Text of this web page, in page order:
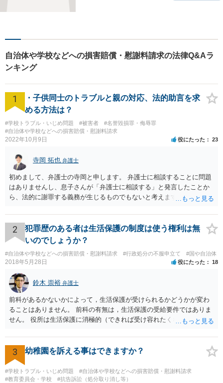
自治体や学校などへの損害賠償・慰謝料請求の法律Q&Aラ
ンキング
1
・子供同士のトラブルと親の対応、法的助言を求
める方法は？
#学校トラブル・いじめ問題 #被害者
#名誉毀損罪・侮辱罪
#自治体や学校などへの損害賠償・慰謝料請求
2022年10月9日 役にたった 23
寺岡 拓也 弁護士
初めまして、弁護士の寺岡と申します。 弁護士に相談することに問題
はありませんし、息子さんが「弁護士に相談する」と発言したことか
ら、法的に謝罪する義務が生じるものでもないと考えます。 経緯から
す。 子どもの専門相談窓口もありますし、一度相談だけでもしてはい
かがでしょうか。
2
犯罪歴のある者は生活保護の制度は使う権利は無
いのでしょうか？
#自治体や学校などへの損害賠償・慰謝料請求 #行政処分の不服申立て #国や自治体
2018年5月28日 役にたった 18
鈴木 崇裕 弁護士
前科があるかないかによって，生活保護が受けられるかどうかが変わ
ることはありません。 前科の有無は，生活保護の受給要件ではありま
せん。 役所は生活保護に消極的（できれば受け容れたくない）な姿勢
と説明しましょう。
3 幼稚園を訴える事はできますか？
#学校トラブル・いじめ問題
#自治体や学校などへの損害賠償・慰謝料請求
#教育委員会・学校
#抗告訴訟（処分取り消し等）